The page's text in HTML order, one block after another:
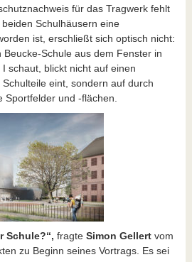
für das Tragwerk fehlt
Schulhäusern eine
ist, erschließt sich optisch nicht:
Schule aus dem Fenster in
schaut, blickt nicht auf einen
eint, sondern auf durch
und -flächen.
Schule?“, fragte Simon Gellertvom
zu Beginn seines Vortrags. Es sei